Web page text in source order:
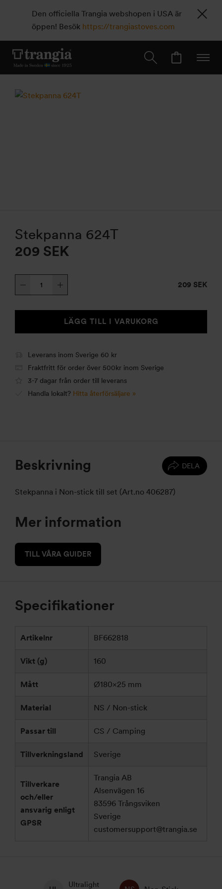
Den officiella Trangia webshopen i USA är
öppen! Besök https://trangiastoves.com
Stekpanna 624T
209 SEK
Stekpanna
624T
209 SEK
LÄGG TILL I VARUKORG
Leverans inom Sverige 60 kr
Fraktfritt för order över 500kr inom Sverige
3-7 dagar från order till leverans
Handla lokalt? Hitta återförsäljare »
DELA
Beskrivning
Stekpanna i Non-stick till set (Art.no 406287)
Mer information
TILL VÅRA GUIDER
Specifikationer
Artikelnr BF662818
Vikt (g) 160
Mått Ø180×25 mm
Material NS / Non-stick
Passar till CS / Camping
Tillverkningsland Sverige
Tillverkare
och/eller
ansvarig enligt
GPSR
Trangia AB
Alsenvägen 16
83596 Trångsviken
Sverige
customersupport@trangia.se
Ultralight